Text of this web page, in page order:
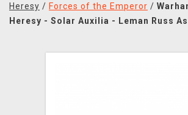
SOUNDTRACKI
Heresy / Forces of the Emperor /
Heresy - Solar Auxilia - Leman Russ